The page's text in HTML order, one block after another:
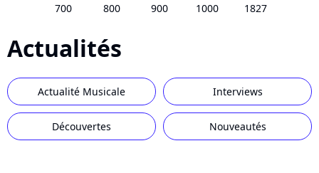
700
800 900 1000 1827
Actualités
Actualité Musicale Interviews
Découvertes Nouveautés